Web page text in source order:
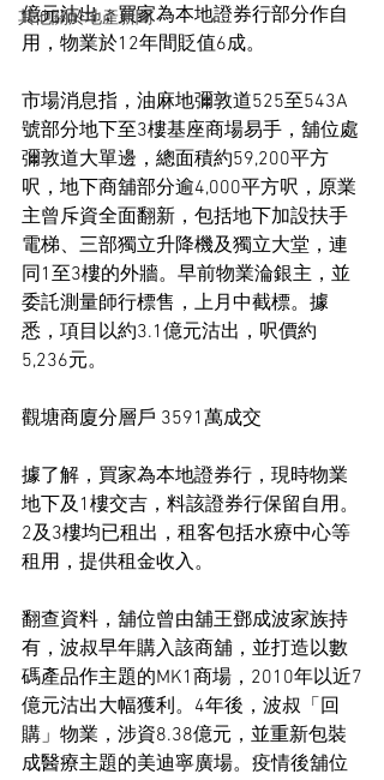
其他關於地產新聞
億元沽出，買家為本地證券行部分作自
用，物業於12年間貶值6成。
市場消息指，油麻地彌敦道525至543A
號部分地下至3樓基座商場易手，舖位處
彌敦道大單邊，總面積約59,200平方
呎，地下商舖部分逾4,000平方呎，原業
主曾斥資全面翻新，包括地下加設扶手
電梯、三部獨立升降機及獨立大堂，連
同1至3樓的外牆。早前物業淪銀主，並
委託測量師行標售，上月中截標。據
悉，項目以約3.1億元沽出，呎價約
5,236元。
觀塘商廈分層戶 3591萬成交
據了解，買家為本地證券行，現時物業
地下及1樓交吉，料該證券行保留自用。
2及3樓均已租出，租客包括水療中心等
租用，提供租金收入。
翻查資料，舖位曾由舖王鄧成波家族持
有，波叔早年購入該商舖，並打造以數
碼產品作主題的MK1商場，2010年以近7
億元沽出大幅獲利。4年後，波叔「回
購」物業，涉資8.38億元，並重新包裝
成醫療主題的美迪寧廣場。疫情後舖位